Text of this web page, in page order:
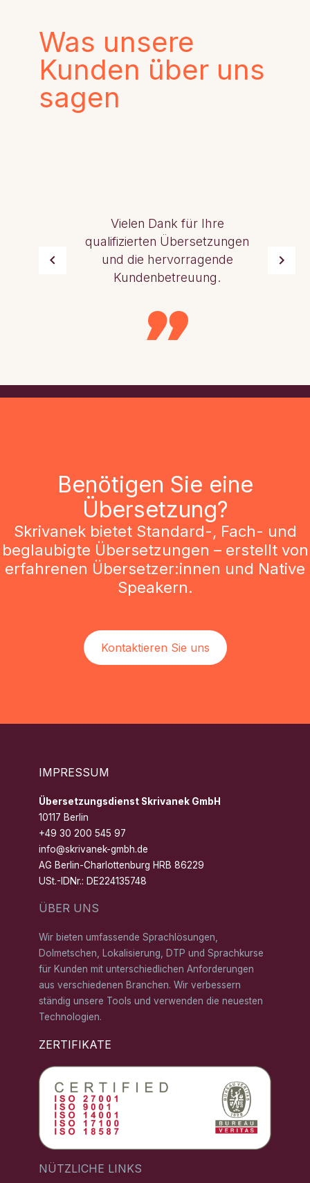
Was unsere
Kunden über uns
sagen
Vielen Dank für Ihre
qualifizierten Übersetzungen
und die hervorragende
Kundenbetreuung.
Benötigen Sie eine
Übersetzung?
Skrivanek bietet Standard-, Fach- und
beglaubigte Übersetzungen – erstellt von
erfahrenen Übersetzer:innen und Native
Speakern.
Kontaktieren Sie uns
IMPRESSUM
Übersetzungsdienst Skrivanek GmbH
10117 Berlin
+49 30 200 545 97
info@skrivanek-gmbh.de
AG Berlin-Charlottenburg HRB 86229
USt.-IDNr.: DE224135748
ÜBER UNS
Wir bieten umfassende Sprachlösungen,
Dolmetschen, Lokalisierung, DTP und Sprachkurse
für Kunden mit unterschiedlichen Anforderungen
aus verschiedenen Branchen. Wir verbessern
ständig unsere Tools und verwenden die neuesten
Technologien.
ZERTIFIKATE
NÜTZLICHE LINKS